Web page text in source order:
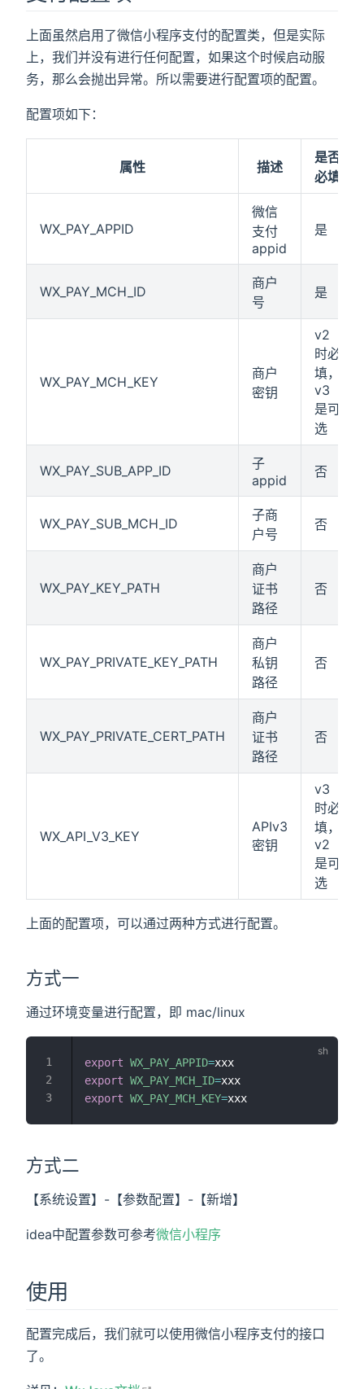
上面虽然启用了微信小程序支付的配置类，但是实际
上，我们并没有进行任何配置，如果这个时候启动服
务，那么会抛出异常。所以需要进行配置项的配置。
配置项如下：
属性 描述
是否
必填
WX_PAY_APPID
微信
支付
appid
是
WX_PAY_MCH_ID
商户
号
是
WX_PAY_MCH_KEY
商户
密钥
v2
时必
填，
v3
是可
选
WX_PAY_SUB_APP_ID
子
appid
否
WX_PAY_SUB_MCH_ID
子商
户号
否
WX_PAY_KEY_PATH
商户
证书
路径
否
WX_PAY_PRIVATE_KEY_PATH
商户
私钥
路径
否
WX_PAY_PRIVATE_CERT_PATH
商户
证书
路径
否
WX_API_V3_KEY
APIv3
密钥
v3
时必
填，
v2
是可
选
上面的配置项，可以通过两种方式进行配置。
方式一
通过环境变量进行配置，即 mac/linux
export WX_PAY_APPID=
export WX_PAY_MCH_ID=
export WX_PAY_MCH_KEY=
方式二
【系统设置】-【参数配置】-【新增】
idea中配置参数可参考微信小程序
使用
配置完成后，我们就可以使用微信小程序支付的接口
了。